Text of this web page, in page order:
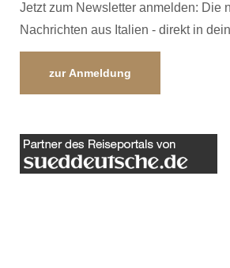
Jetzt zum Newsletter anmelden: Die
Nachrichten aus Italien - direkt in
zur Anmeldung